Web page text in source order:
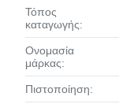
Τόπος
καταγωγής:
Ονομασία
μάρκας:
Πιστοποίηση: